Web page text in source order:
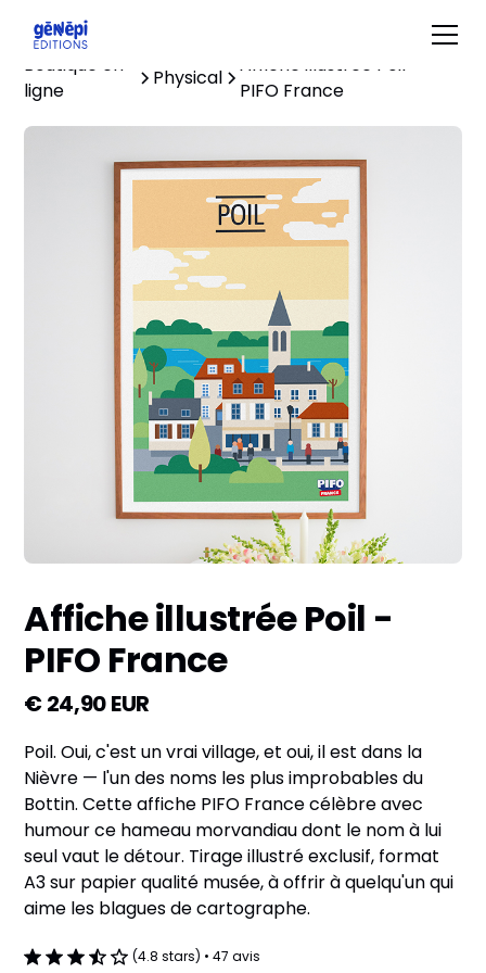
Boutique en
ligne
Physical
Affiche illustrée Poil -
PIFO France
Affiche illustrée Poil -
PIFO France
€ 24,90 EUR
Poil. Oui, c'est un vrai village, et oui, il est dans la
Nièvre — l'un des noms les plus improbables du
Bottin. Cette affiche PIFO France célèbre avec
humour ce hameau morvandiau dont le nom à lui
seul vaut le détour. Tirage illustré exclusif, format
A3 sur papier qualité musée, à offrir à quelqu'un qui
aime les blagues de cartographe.
(4.8 stars) • 47 avis